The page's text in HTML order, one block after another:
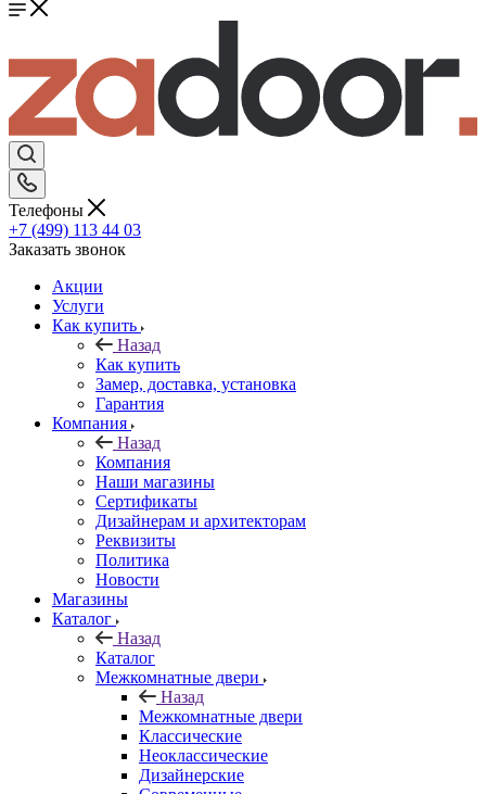
Телефоны
+7 (499) 113 44 03
Заказать звонок
Акции
Услуги
Как купить
Назад
Как купить
Замер, доставка, установка
Гарантия
Компания
Назад
Компания
Наши магазины
Сертификаты
Дизайнерам и архитекторам
Реквизиты
Политика
Новости
Магазины
Каталог
Назад
Каталог
Межкомнатные двери
Назад
Межкомнатные двери
Классические
Неоклассические
Дизайнерские